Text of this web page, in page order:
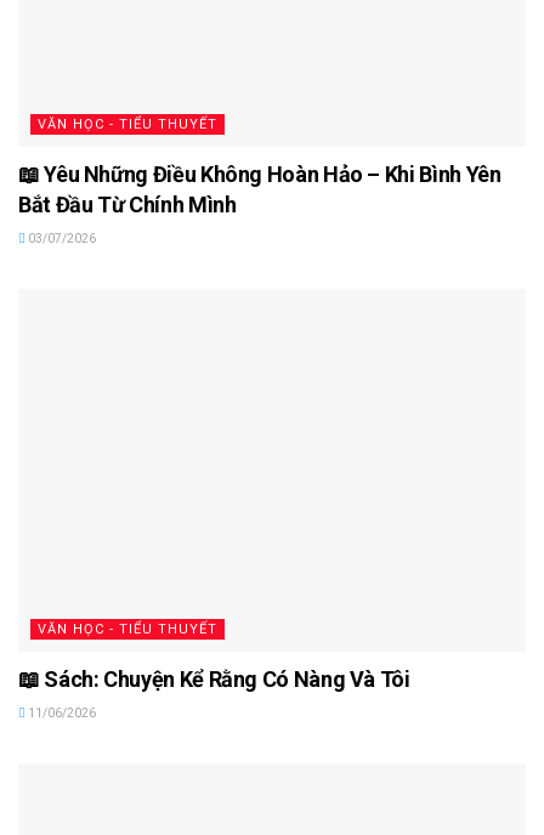
VĂN HỌC - TIỂU THUYẾT
📖 Yêu Những Điều Không Hoàn Hảo – Khi Bình Yên
Bắt Đầu Từ Chính Mình
03/07/2026
VĂN HỌC - TIỂU THUYẾT
📖 Sách: Chuyện Kể Rằng Có Nàng Và Tôi
11/06/2026